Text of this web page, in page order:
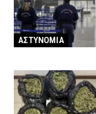
ΑΣΤΥΝΟΜΙΑ